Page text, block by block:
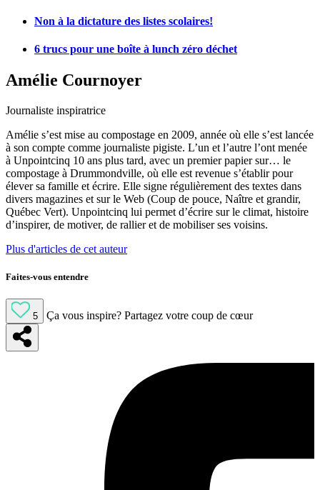
Non à la dictature des listes scolaires!
6 trucs pour une boîte à lunch zéro déchet
Amélie Cournoyer
Journaliste inspiratrice
Amélie s’est mise au compostage en 2009, année où elle s’est lancée
à son compte comme journaliste pigiste. L’un et l’autre l’ont menée
à Unpointcinq 10 ans plus tard, avec un premier papier sur… le
compostage à Drummondville, où elle est revenue s’établir pour
élever sa famille et écrire. Elle signe régulièrement des textes dans
divers magazines et sur le Web (Coup de pouce, Naître et grandir,
Québec Vert). Unpointcinq lui permet d’écrire sur le climat, histoire
d’inspirer, de motiver, de rallier et de mobiliser ses voisins.
Plus d'articles de cet auteur
Faites-vous entendre
5 Ça vous inspire? Partagez votre coup de cœur